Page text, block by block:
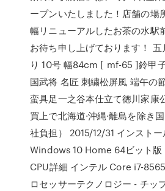
ープンいたしました！店舗の場
幅リニューアルしたお茶の水駅
お待ち申し上げております！
り 10号 幅84cm [ mf-65 ]鈴甲
国武将 名匠 刺繍松屏風 端午の
蛮具足一之谷本仕立て徳川家
買上で北海道·沖縄·離島を除き
社負担） 2015/12/31 インスト
Windows 10 Home 64ビット版
CPU詳細 インテル Core i7-
ロセッサーテクノロジー - チッ